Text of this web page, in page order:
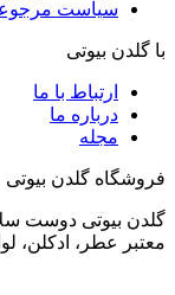
سیاست
با گلدن بیوتی
ارتباط با ما
درباره ما
مجله
فروشگاه گلدن بیوتی
گلدن بیوتی دوست
معتبر عطر، ادکلن،